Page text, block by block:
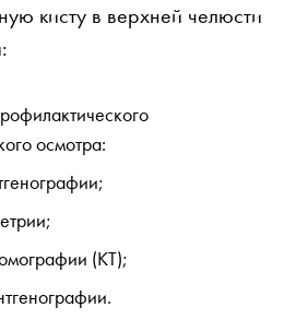
кисту в верхней челюсти
осмотра:
(КТ);